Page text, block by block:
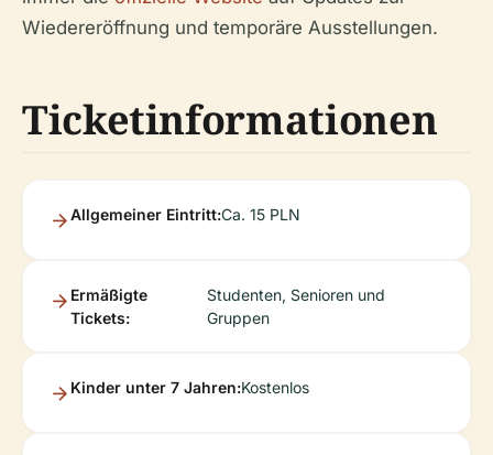
Wiedereröffnung und temporäre Ausstellungen.
Ticketinformationen
Allgemeiner Eintritt:Ca. 15 PLN
Ermäßigte
Tickets:
Studenten, Senioren und
Gruppen
Kinder unter 7 Jahren:Kostenlos